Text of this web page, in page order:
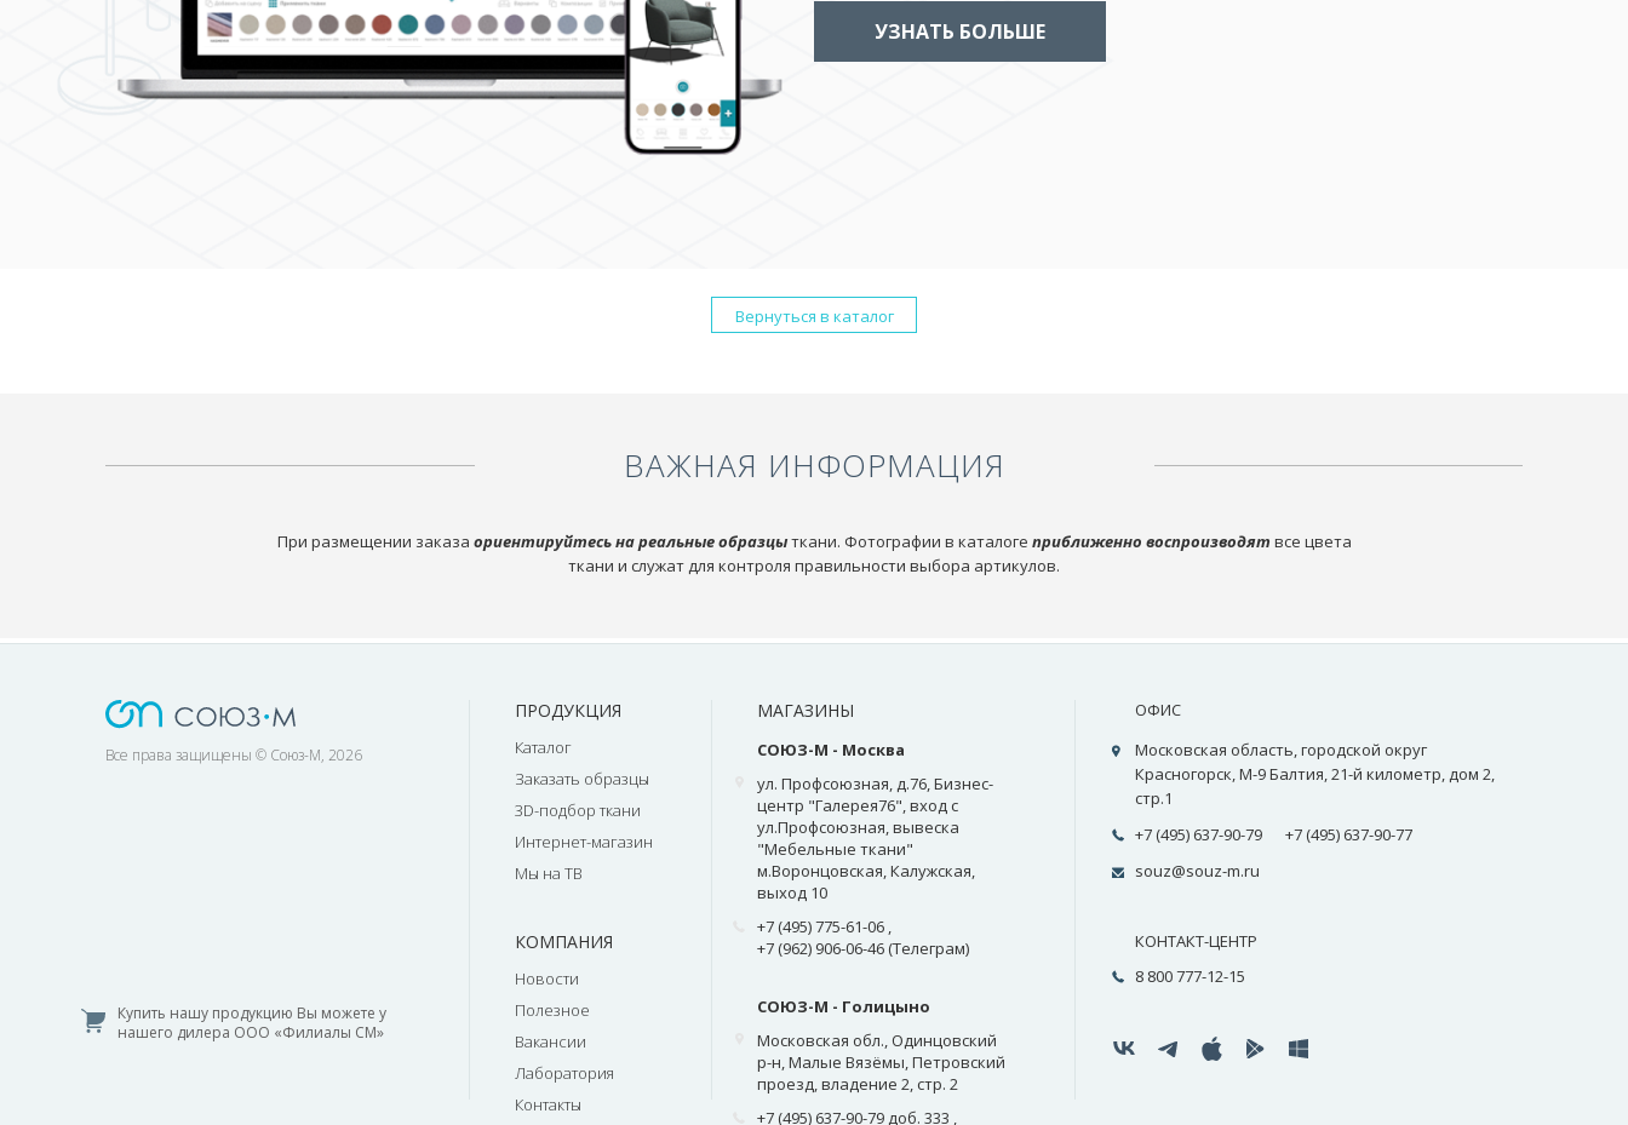
УЗНАТЬ БОЛЬШЕ
Вернуться в каталог
ВАЖНАЯ ИНФОРМАЦИЯ
При размещении заказа ориентируйтесь на реальные образцыткани. Фотографии в каталоге приближенно воспроизводят все цвета
ткани и служат для контроля правильности выбора артикулов.
Все права защищены © Союз-М, 2026
Купить нашу продукцию Вы можете у
нашего дилера ООО «Филиалы СМ»
ПРОДУКЦИЯ
Каталог
Заказать образцы
3D-подбор ткани
Интернет-магазин
Мы на ТВ
КОМПАНИЯ
Новости
Полезное
Вакансии
Лаборатория
Контакты
МАГАЗИНЫ
СОЮЗ-М - Москва
ул. Профсоюзная, д.76, Бизнес-
центр "Галерея76", вход с
ул.Профсоюзная, вывеска
"Мебельные ткани"
м.Воронцовская, Калужская,
выход 10
+7 (495) 775-61-06 ,
+7 (962) 906-06-46 (Телеграм)
СОЮЗ-М - Голицыно
Московская обл., Одинцовский
р-н, Малые Вязёмы, Петровский
проезд, владение 2, стр. 2
+7 (495) 637-90-79 доб. 333 ,
ОФИС
Московская область, городской округ
Красногорск, М-9 Балтия, 21-й километр, дом 2,
стр.1
+7 (495) 637-90-79
+7 (495) 637-90-77
souz@souz-m.ru
КОНТАКТ-ЦЕНТР
8 800 777-12-15